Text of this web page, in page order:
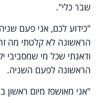
שבר כלי".
"כידוע לכם, אני פעם
הראשונה לא קלטתי מה
ודאגתי שכל מי שמסביבי
הראשונה לפעם השניה.
"אני מאושפז מיום ראשון